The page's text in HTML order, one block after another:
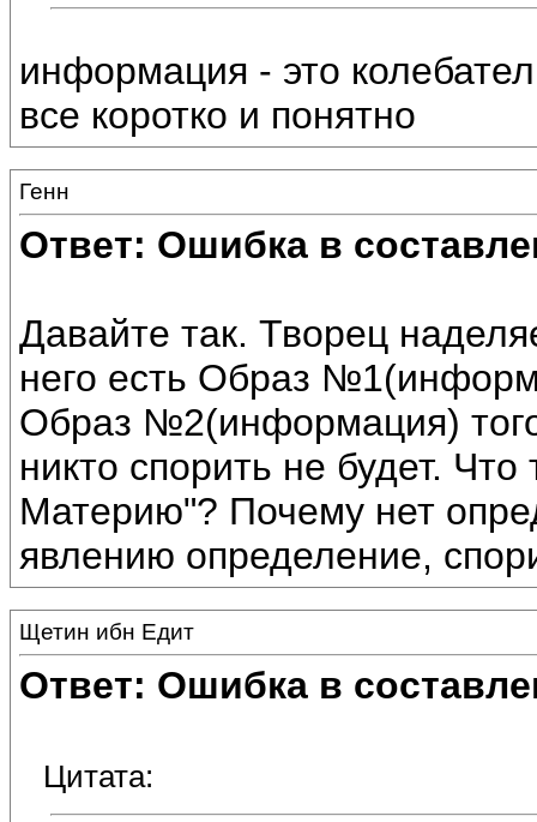
информация - это
все коротко и понятно
Генн
Ответ: Ошибка в
Давайте так. Творец
него есть Образ
Образ №2(информация)
никто спорить не будет.
Материю"? Почему нет
явлению определение,
Щетин ибн Едит
Ответ: Ошибка в
Цитата: